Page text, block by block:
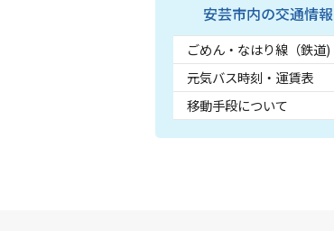
安芸市内の交通情報
ごめん・なはり線（鉄道)
元気バス時刻・運賃表
移動手段について